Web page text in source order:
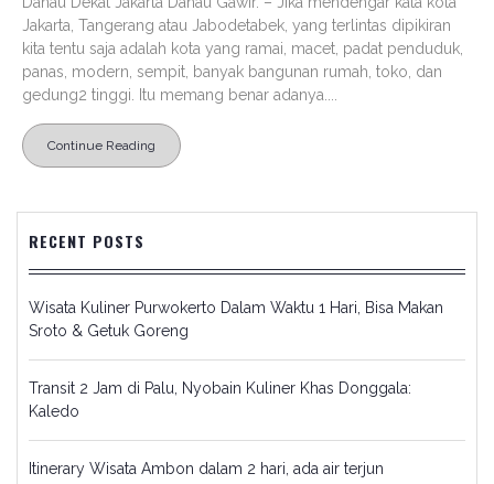
Jakarta, Tangerang atau Jabodetabek, yang terlintas dipikiran
kita tentu saja adalah kota yang ramai, macet, padat penduduk,
panas, modern, sempit, banyak bangunan rumah, toko, dan
gedung2 tinggi. Itu memang benar adanya....
Continue Reading
RECENT POSTS
Wisata Kuliner Purwokerto Dalam Waktu 1 Hari, Bisa Makan
Sroto & Getuk Goreng
Transit 2 Jam di Palu, Nyobain Kuliner Khas Donggala:
Kaledo
Itinerary Wisata Ambon dalam 2 hari, ada air terjun